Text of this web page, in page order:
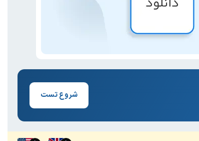
شروع تست